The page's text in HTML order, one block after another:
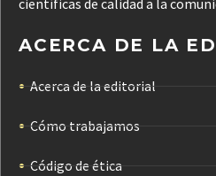
científicas de calidad a la
ACERCA DE LA
Acerca de la editorial
Cómo trabajamos
Código de ética